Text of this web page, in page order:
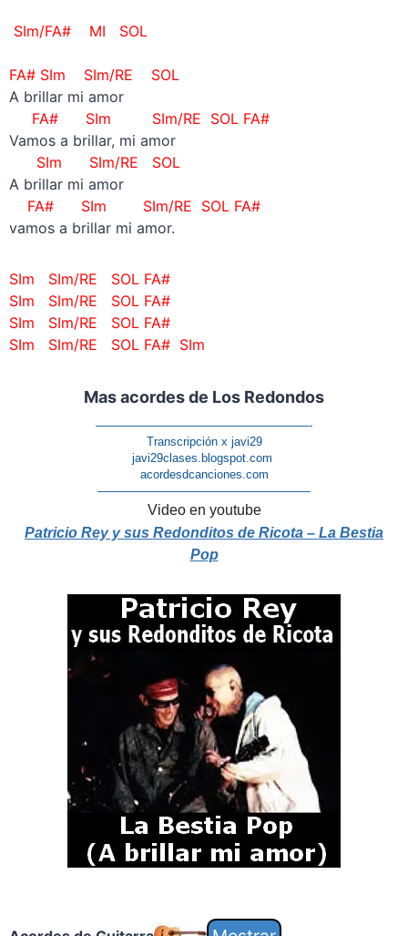
SIm/FA# MI SOL
FA# SIm SIm/RE SOL
A brillar mi amor
FA# SIm SIm/RE SOL FA#
Vamos a brillar, mi amor
SIm SIm/RE SOL
A brillar mi amor
FA# SIm SIm/RE SOL FA#
vamos a brillar mi amor.
SIm SIm/RE SOL FA#
SIm SIm/RE SOL FA#
SIm SIm/RE SOL FA#
SIm SIm/RE SOL FA# SIm
Mas acordes de Los Redondos
——————————————————-
Transcripción x javi29
javi29clases.blogspot.com
acordesdcanciones.com
——————————————————
Video en youtube
Patricio Rey y sus Redonditos de Ricota – La Bestia
Pop